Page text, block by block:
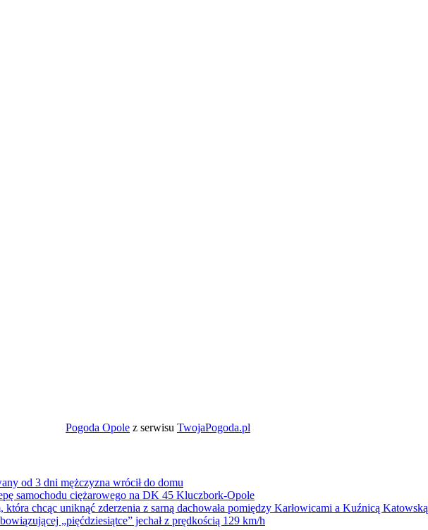
Pogoda Opole z serwisu TwojaPogoda.pl
od 3 dni mężczyzna wrócił do domu
samochodu ciężarowego na DK 45 Kluczbork-Opole
chcąc uniknąć zderzenia z sarną dachowała pomiędzy Karłowicami a Kuźnicą Katowską
„pięćdziesiątce” jechał z prędkością 129 km/h